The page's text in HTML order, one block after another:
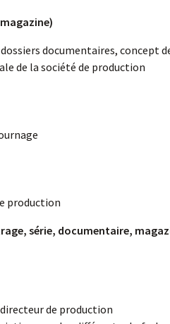
documentaires, concept
de la société de production
production
série, documentaire,
de production